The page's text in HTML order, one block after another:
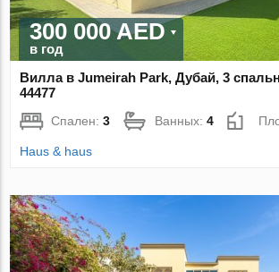
300 000 AED
в год
Вилла в Jumeirah Park, Дубай, 3
44477
Спален:3 Ванных:4
Haus & haus